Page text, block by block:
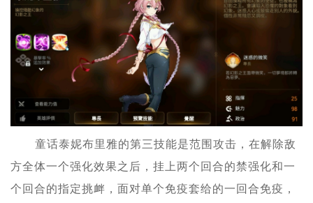
童话泰妮布里雅的第三技能是范围攻击，在解除敌
方全体一个强化效果之后，挂上两个回合的禁强化和一
个回合的指定挑衅，面对单个免疫套给的一回合免疫，